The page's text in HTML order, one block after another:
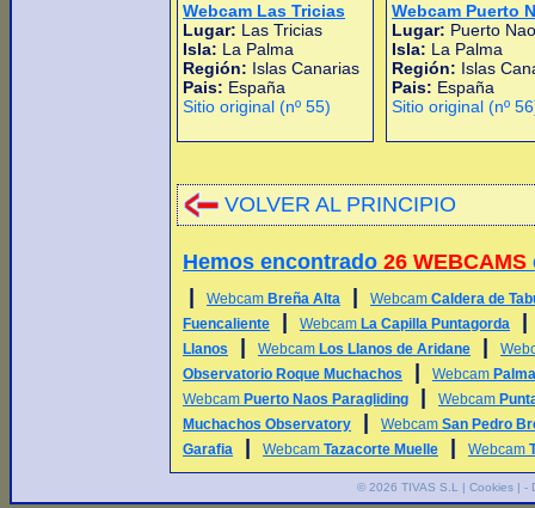
Webcam Las Tricias
Lugar: Las Tricias
Isla: La Palma
Región: Islas Canarias
Pais: España
Sitio original (nº 55)
Webcam Puerto
Lugar: Puerto
Isla: La Palma
Región: Islas
Pais: España
Sitio original (nº
VOLVER AL PRINCIPIO
Hemos encontrado 26 WEBCAMS
Webcam Breña Alta Webcam Caldera de
Fuencaliente
Webcam La Capilla Puntagorda
Llanos Webcam Los Llanos de Aridane
Observatorio Roque Muchachos
Webcam
Webcam Puerto Naos Paragliding Webcam
Muchachos Observatory
Webcam San Pedro
Garafia
Webcam Tazacorte Muelle Webcam
© 2026 TIVAS S.L | Cookies| -